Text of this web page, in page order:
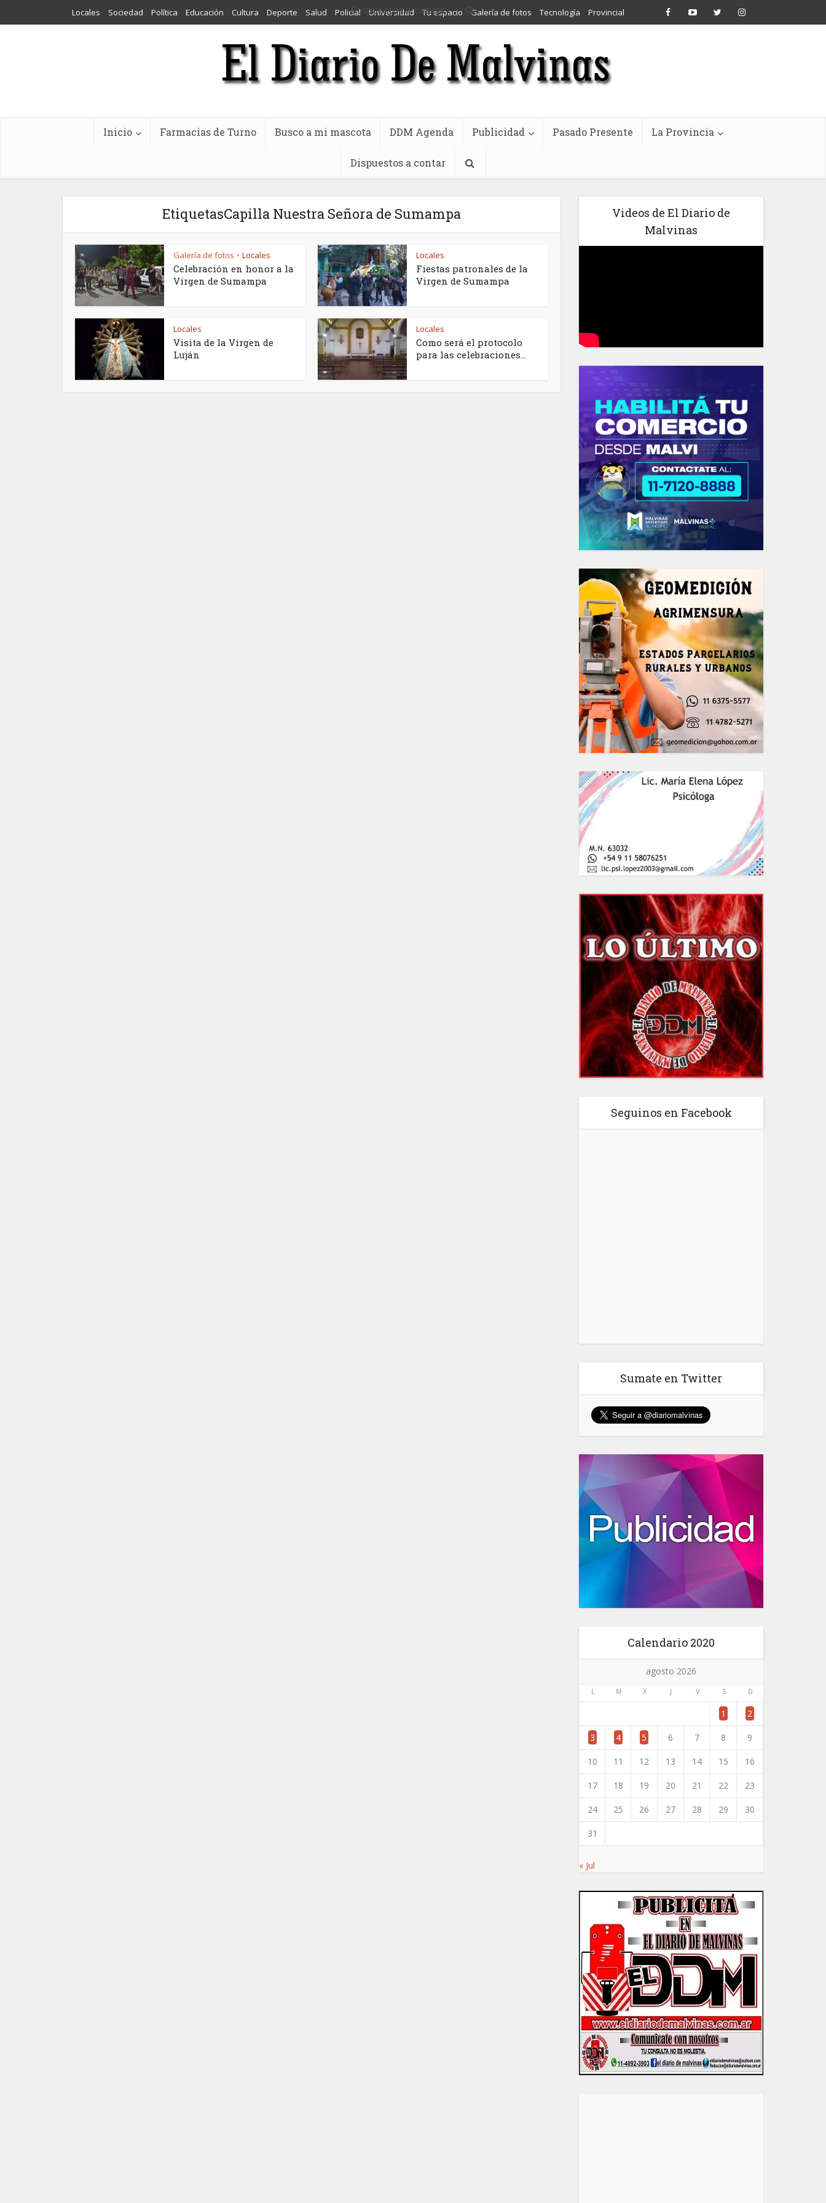
Dispuestos a contar
Locales Sociedad Política Educación Cultura Deporte Salud Policial Universidad Tu espacio Galería de fotos Tecnología Provincial
Inicio Farmacias de Turno Busco a mi mascota DDM Agenda Publicidad Pasado Presente La Provincia
Dispuestos a contar
EtiquetasCapilla Nuestra Señora de Sumampa
Galería de fotos • Locales
Celebración en honor a la
Virgen de Sumampa
Locales
Fiestas patronales de la
Virgen de Sumampa
Locales
Visita de la Virgen de
Luján
Locales
Como será el protocolo
para las celebraciones...
Videos de El Diario de
Malvinas
Seguinos en Facebook
Sumate en Twitter
Calendario 2020
agosto 2026
L M X J V S D
1 2
3 4 5 6 7 8 9
10 11 12 13 14 15 16
17 18 19 20 21 22 23
24 25 26 27 28 29 30
31
« Jul